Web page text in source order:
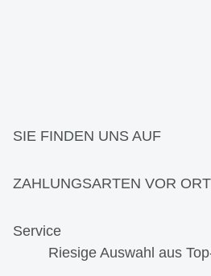
SIE FINDEN UNS AUF
ZAHLUNGSARTEN VOR ORT
Service
Riesige Auswahl aus